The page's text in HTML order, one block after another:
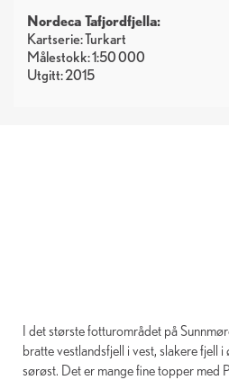
Nordeca Tafjordfjella:
Kartserie: Turkart
Målestokk: 1:50 000
Utgitt: 2015
I det største fotturområdet på
bratte vestlandsfjell i vest, slakere fjell
sørøst. Det er mange fine topper med